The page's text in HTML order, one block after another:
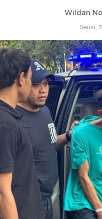
Wildan
Senin,